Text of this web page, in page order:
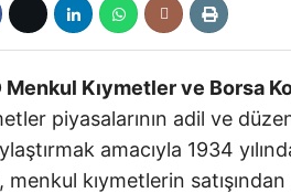
Menkul Kıymetler ve Borsa
piyasalarının adil ve
amacıyla 1934
menkul kıymetlerin